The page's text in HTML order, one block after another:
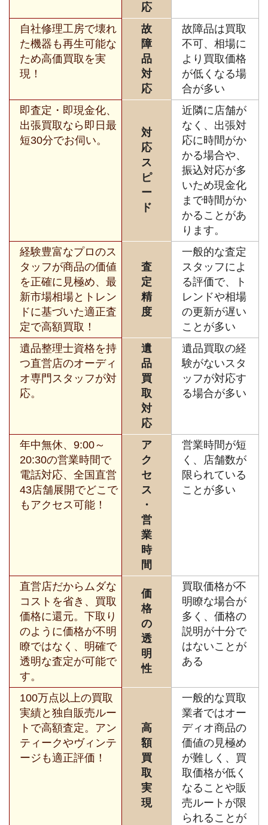
応
自社修理工房で壊れ
た機器も再生可能な
ため高価買取を実
現！
故
障
品
対
応
故障品は買取
不可、相場に
より買取価格
が低くなる場
合が多い
即査定・即現金化、
出張買取なら即日最
短30分でお伺い。
対
応
ス
ピ
ー
ド
近隣に店舗が
なく、出張対
応に時間がか
かる場合や、
振込対応が多
いため現金化
まで時間がか
かることがあ
ります。
経験豊富なプロのス
タッフが商品の価値
を正確に見極め、最
新市場相場とトレン
ドに基づいた適正査
定で高額買取！
査
定
精
度
一般的な査定
スタッフによ
る評価で、ト
レンドや相場
の更新が遅い
ことが多い
遺品整理士資格を持
つ直営店のオーディ
オ専門スタッフが対
応。
遺
品
買
取
対
応
遺品買取の経
験がないスタ
ッフが対応す
る場合が多い
年中無休、9:00～
20:30の営業時間で
電話対応、全国直営
43店舗展開でどこで
もアクセス可能！
ア
ク
セ
ス
・
営
業
時
間
営業時間が短
く、店舗数が
限られている
ことが多い
直営店だからムダな
コストを省き、買取
価格に還元。下取り
のように価格が不明
瞭ではなく、明確で
透明な査定が可能で
す。
価
格
の
透
明
性
買取価格が不
明瞭な場合が
多く、価格の
説明が十分で
はないことが
ある
100万点以上の買取
実績と独自販売ルー
トで高額査定。アン
ティークやヴィンテ
ージも適正評価！
高
額
買
取
実
現
一般的な買取
業者ではオー
ディオ商品の
価値の見極め
が難しく、買
取価格が低く
なることや販
売ルートが限
られることが